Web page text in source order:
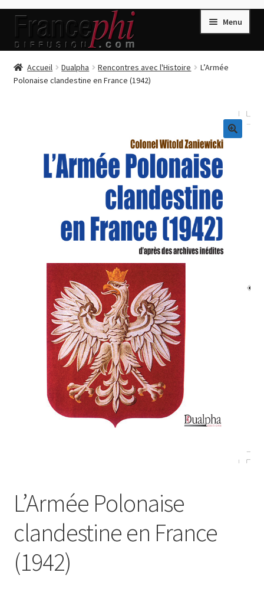
Aller
la
Aller
contenu
Menu
Accueil
Accueil
Connection
Livres de Peter Randa
Login Customizer
Newsletter
Nous Contacter
Politique de confidentialité et cookies
Qui sommes-nous ?
Soutien à Philippe Randa
Accueil Dualpha Rencontres avec l'Histoire
L’Armée
Polonaise clandestine en France (1942)
L’Armée Polonaise
clandestine en France
(1942)